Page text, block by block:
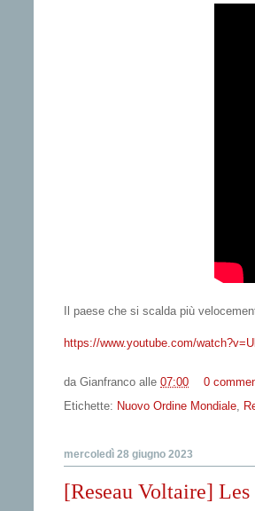
Il paese che si scalda più
https://www.youtube.com/
da Gianfranco alle 07:00
0
Etichette: Nuovo Ordine Mondiale,
mercoledì 28 giugno 2023
[Reseau Voltaire]